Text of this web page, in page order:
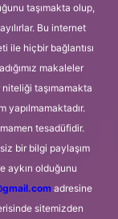
taşımakta olup,
Bu internet
ile hiçbir bağlantısı
makaleler
taşımamakta
yapılmamaktadır.
tesadüfidir.
bir bilgi paylaşım
aykırı olduğunu
adresine
sitemizden